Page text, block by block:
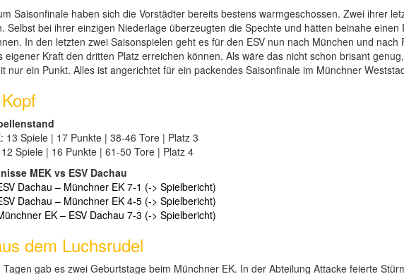
Saisonfinale haben sich die Vorstädter bereits bestens warmgeschossen. Zwei ihrer
Selbst bei ihrer einzigen Niederlage überzeugten die Spechte und hätten beinahe
In den letzten zwei Saisonspielen geht es für den ESV nun nach München und
eigener Kraft den dritten Platz erreichen können. Als wäre das nicht schon brisant
nur ein Punkt. Alles ist angerichtet für ein packendes Saisonfinale im Münchner
13 Spiele | 17 Punkte | 38-46 Tore | Platz 3
Spiele | 16 Punkte | 61-50 Tore | Platz 4
MEK vs ESV Dachau
Dachau – Münchner EK 7-1 (-> Spielbericht)
Dachau – Münchner EK 4-5 (-> Spielbericht)
EK – ESV Dachau 7-3 (-> Spielbericht)
dem Luchsrudel
Tagen gab es zwei Geburtstage beim Münchner EK. In der Abteilung Attacke feierte